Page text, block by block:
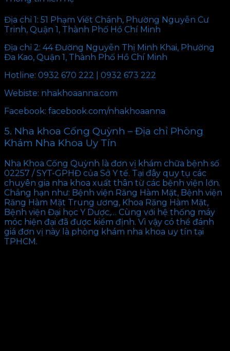
Địa chỉ 1: 51 Phạm Viết Chánh, Phường Nguyễn Cư
Trinh, Quận 1, Thành Phố Hồ Chí Minh
Địa chỉ 2: 44 Đường Nguyễn Thị Minh Khai, Phường
Đa Kao, Quận 1, Thành Phố Hồ Chí Minh
Hotline: 0932 670 222 | 0932 673 222
Webiste: nhakhoaanna.com
Facebook: facebook.com/nhakhoaanna
5. Nha khoa Cống Quỳnh – Địa chỉ Phòng
Khám Nha Khoa Uy Tín
Nha Khoa Cống Quỳnh là đơn vị khám chữa bệnh số
02257 / SYT-GPHĐ của Sở Y tế. Tại đây quy tụ các
chuyên gia nha khoa xuất thân từ các bệnh viện lớn.
Chẳng hạn như: Bệnh viện Răng Hàm Mặt, Bệnh viện
Răng Hàm Mặt Trung ương, Khoa Răng Hàm Mặt,
Bệnh viện Đại học Y Dược,… Cùng với hệ thống máy
móc hiện đại đã được kiểm định. Vì vậy có thể đánh
giá đơn vị này là phòng khám nha khoa uy tín tại
TPHCM.